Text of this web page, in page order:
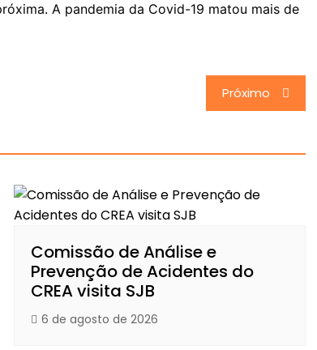
A pandemia da Covid-19 matou mais de
Próximo
Comissão de Análise e
Prevenção de Acidentes do
CREA visita SJB
6 de agosto de 2026